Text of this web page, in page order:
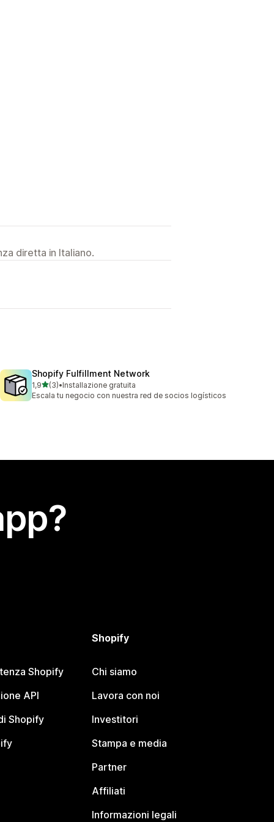
diretta in Italiano.
Shopify Fulfillment Network
1,9stelle su 5
(3)
3 recensioni totali
•Installazione gratuita
Escala tu negocio con nuestra red de socios logísticos
Shopify
API
Shopify
Shopify
Chi siamo
Lavora con noi
Investitori
Stampa e media
Partner
Affiliati
Informazioni legali